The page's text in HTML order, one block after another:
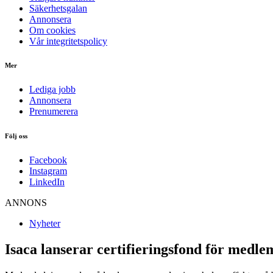
Säkerhetsgalan
Annonsera
Om cookies
Vår integritetspolicy
Mer
Lediga jobb
Annonsera
Prenumerera
Följ oss
Facebook
Instagram
LinkedIn
ANNONS
Nyheter
Isaca lanserar certifieringsfond för